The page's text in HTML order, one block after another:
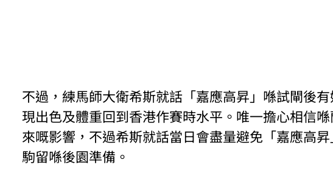
不過，練馬師大衛希斯就話「嘉應高昇」喺試閘後
現出色及體重回到香港作賽時水平。唯一擔心相信
來嘅影響，不過希斯就話當日會盡量避免「嘉應高
駒留喺後園準備。